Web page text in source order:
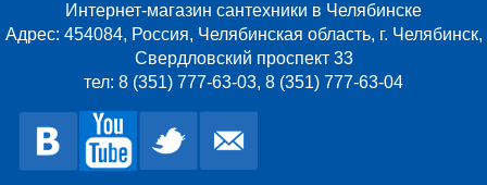
Интернет-магазин сантехники в Челябинске
Адрес: 454084, Россия, Челябинская область, г. Челябинск,
Свердловский проспект 33
тел: 8 (351) 777-63-03, 8 (351) 777-63-04